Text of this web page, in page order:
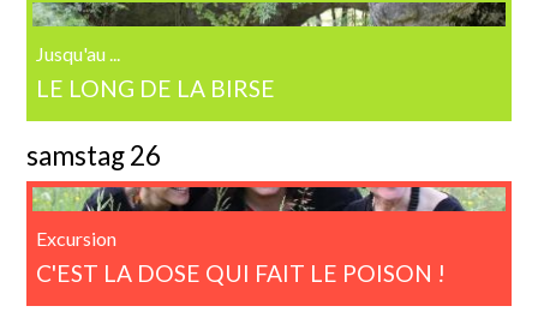
Jusqu'au ...
LE LONG DE LA BIRSE
samstag 26
Excursion
C'EST LA DOSE QUI FAIT LE POISON !